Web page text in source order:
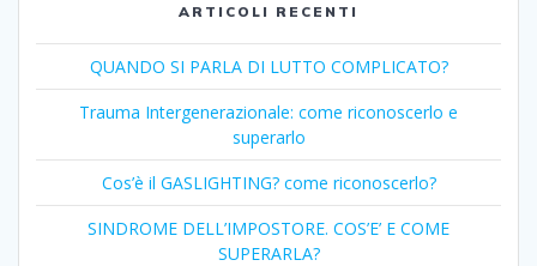
ARTICOLI RECENTI
QUANDO SI PARLA DI LUTTO COMPLICATO?
Trauma Intergenerazionale: come riconoscerlo e
superarlo
Cos’è il GASLIGHTING? come riconoscerlo?
SINDROME DELL’IMPOSTORE. COS’E’ E COME
SUPERARLA?